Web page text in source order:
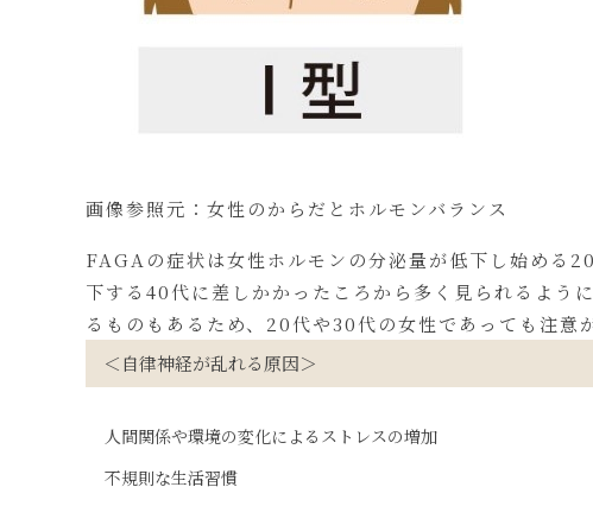
画像参照元： 女性のからだとホルモンバランス
FAGAの症状は女性ホルモンの分泌量が低下し始める
下する40代に差しかかったころから多く見られるよう
るものもあるため、20代や30代の女性であっても注意
＜自律神経が乱れる原因＞
人間関係や環境の変化によるストレスの増加
不規則な生活習慣